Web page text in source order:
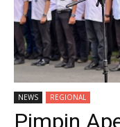
NEWS REGIONAL
Pimpin